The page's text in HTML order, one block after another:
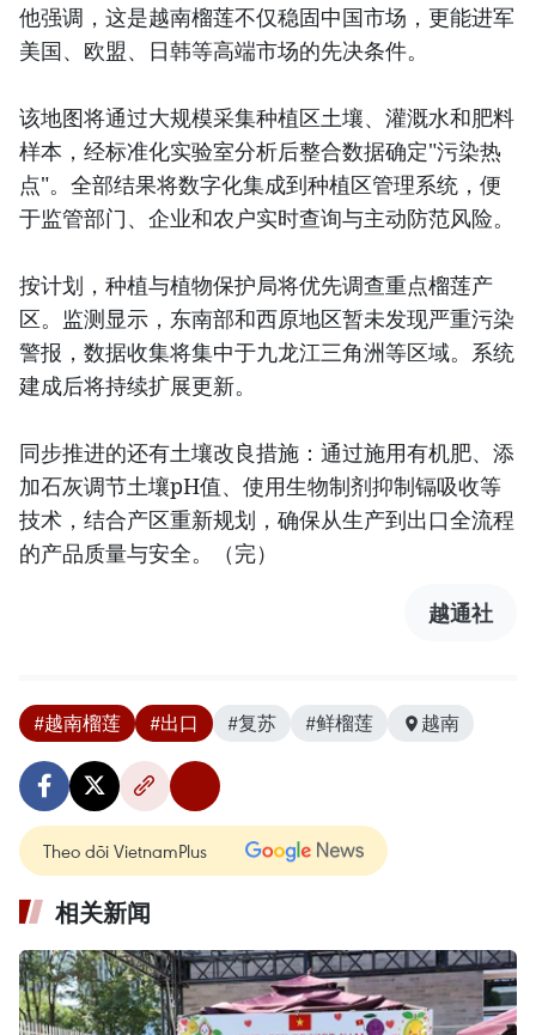
他强调，这是越南榴莲不仅稳固中国市场，更能进军
美国、欧盟、日韩等高端市场的先决条件。
该地图将通过大规模采集种植区土壤、灌溉水和肥料
样本，经标准化实验室分析后整合数据确定"污染热
点"。全部结果将数字化集成到种植区管理系统，便
于监管部门、企业和农户实时查询与主动防范风险。
按计划，种植与植物保护局将优先调查重点榴莲产
区。监测显示，东南部和西原地区暂未发现严重污染
警报，数据收集将集中于九龙江三角洲等区域。系统
建成后将持续扩展更新。
同步推进的还有土壤改良措施：通过施用有机肥、添
加石灰调节土壤pH值、使用生物制剂抑制镉吸收等
技术，结合产区重新规划，确保从生产到出口全流程
的产品质量与安全。（完）
越通社
#越南榴莲 #出口 #复苏 #鲜榴莲 越南
Theo dõi VietnamPlus
相关新闻